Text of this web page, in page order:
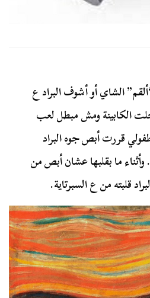
الشاي أو أشوف البراد ع
الكابينة ومش مبطل لعب
قررت أبص جوه البراد
ما بقلبها عشان أبص من
قلبته من ع السبرتاية.